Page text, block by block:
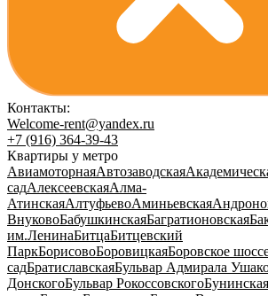
Контакты:
Welcome-rent@yandex.ru
+7 (916) 364-39-43
Квартиры у метро
АвиамоторнаяАвтозаводская
садАлексеевскаяАлма-
АтинскаяАлтуфьевоАминьевская
ВнуковоБабушкинскаяБагратионовская
им.ЛенинаБитцаБитцевский
ПаркБорисовоБоровицкаяБоровское
садБратиславскаяБульвар Адмирала
ДонскогоБульвар РокоссовскогоБунинская